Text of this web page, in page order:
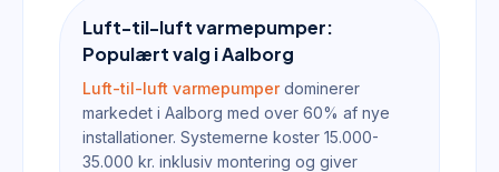
Luft-til-luft varmepumper:
Populært valg i Aalborg
Luft-til-luft varmepumperdominerer
markedet i Aalborg med over 60% af nye
installationer. Systemerne koster 15.000-
35.000 kr. inklusiv montering og giver